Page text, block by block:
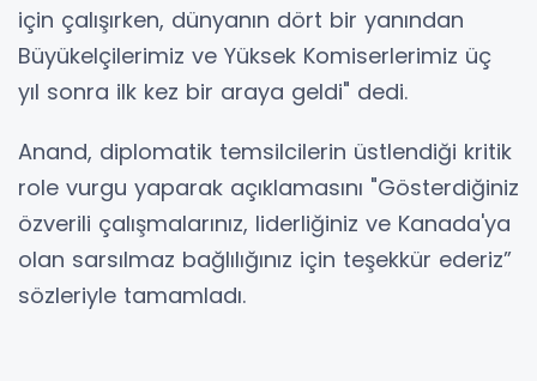
için çalışırken, dünyanın dört bir yanından
Büyükelçilerimiz ve Yüksek Komiserlerimiz üç
yıl sonra ilk kez bir araya geldi" dedi.
Anand, diplomatik temsilcilerin üstlendiği kritik
role vurgu yaparak açıklamasını "Gösterdiğiniz
özverili çalışmalarınız, liderliğiniz ve Kanada'ya
olan sarsılmaz bağlılığınız için teşekkür ederiz”
sözleriyle tamamladı.